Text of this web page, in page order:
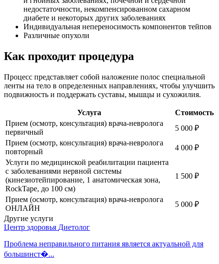
недостаточности, некомпенсированном сахарном
диабете и некоторых других заболеваниях
Индивидуальная непереносимость компонентов тейпов
Различные опухоли
Как проходит процедура
Процесс представляет собой наложение полос специальной
ленты на тело в определенных направлениях, чтобы улучшить
подвижность и поддержать суставы, мышцы и сухожилия.
Услуга
Стоимость
Прием (осмотр, консультация) врача-невролога
первичный
5 000 ₽
Прием (осмотр, консультация) врача-невролога
повторный
4 000 ₽
Услуги по медицинской реабилитации пациента
с заболеваниями нервной системы
(кинезиотейпирование, 1 анатомическая зона,
RockTape, до 100 см)
1 500 ₽
Прием (осмотр, консультация) врача-невролога
ОНЛАЙН
5 000 ₽
Другие услуги
Центр здоровья Диетолог
Проблема неправильного питания является актуальной для
большинст�...